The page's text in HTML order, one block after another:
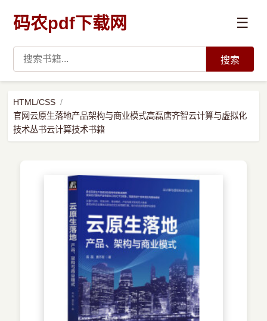
码农pdf下载网 ☰
数据科学与人工智能
搜索
HTML/CSS
官网云原生落地产品架构与商业模式高磊唐齐智云计算与虚拟化
技术丛书云计算技术书籍